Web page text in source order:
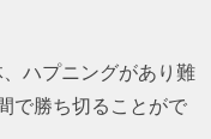
ハプニングがあり難
で勝ち切ることがで